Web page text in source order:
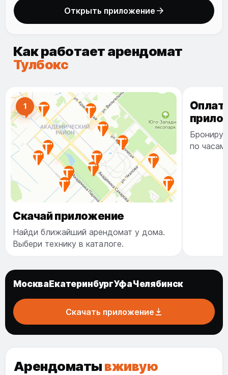
Открыть приложение
Как работает арендомат
Тулбокс
1
Скачай приложение
Найди ближайший арендомат у дома.
Выбери технику в каталоге.
2
по часам
Москва ЕкатеринбургУфаЧелябинск
Скачать приложение
Арендоматывживую